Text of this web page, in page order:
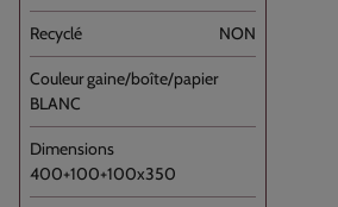
NON
BLANC
400+100+100x350